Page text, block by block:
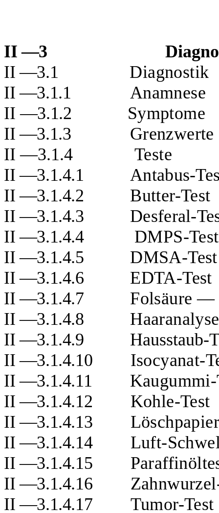
II —3
II —3.1
Diagnostik
II —3.1.1
Anamnese
II —3.1.2
Symptome
II —3.1.3
Grenzwerte
II —3.1.4
Teste
II —3.1.4.1
Antabus-
II —3.1.4.2
Butter-Test
II —3.1.4.3
Desferal-
II —3.1.4.4
DMPS-Test
II —3.1.4.5
DMSA-Test
II —3.1.4.6
EDTA-Test
II —3.1.4.7
Folsäure —
II —3.1.4.8
Haaranalyse
II —3.1.4.9
Hausstaub-
II —3.1.4.10
Isocyanat-
II —3.1.4.11
Kaugummi-
II —3.1.4.12
Kohle-Test
II —3.1.4.13
Löschpapier
II —3.1.4.14
Luft-
II —3.1.4.15
II —3.1.4.16
II —3.1.4.17
Tumor-Test